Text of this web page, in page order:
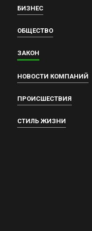
БИЗНЕС
ОБЩЕСТВО
ЗАКОН
НОВОСТИ КОМПАНИЙ
ПРОИСШЕСТВИЯ
СТИЛЬ ЖИЗНИ